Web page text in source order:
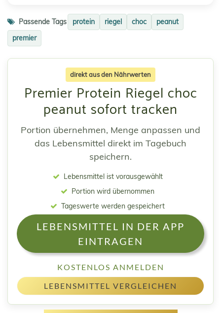
Passende Tags protein riegel choc
peanut
premier
direkt aus den Nährwerten
Premier Protein Riegel choc
peanut sofort tracken
Portion übernehmen, Menge anpassen und
das Lebensmittel direkt im Tagebuch
speichern.
Lebensmittel ist vorausgewählt
Portion wird übernommen
Tageswerte werden gespeichert
LEBENSMITTEL IN DER APP
EINTRAGEN
KOSTENLOS ANMELDEN
LEBENSMITTEL VERGLEICHEN